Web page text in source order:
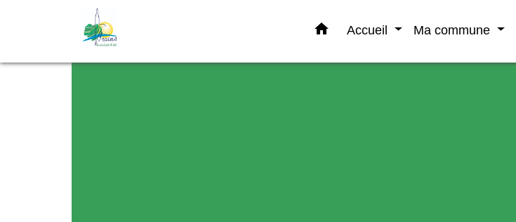
home Accueil Ma commune